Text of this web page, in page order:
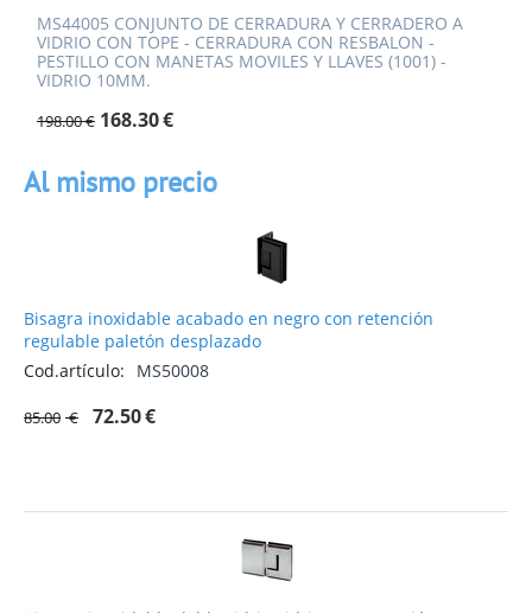
MS44005 CONJUNTO DE CERRADURA Y CERRADERO A
VIDRIO CON TOPE - CERRADURA CON RESBALON -
PESTILLO CON MANETAS MOVILES Y LLAVES (1001) -
VIDRIO 10MM.
198.00€ 168.30€
Al mismo precio
Bisagra inoxidable acabado en negro con retención
regulable paletón desplazado
Cod.artículo:
MS50008
85.00 € 72.50€